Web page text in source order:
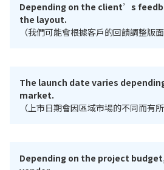
Depending on the client’s
the layout.
（我們可能會根據客戶的回饋調整版面
The launch date varies
market.
（上市日期會因區域市場的不同而有所
Depending on the project